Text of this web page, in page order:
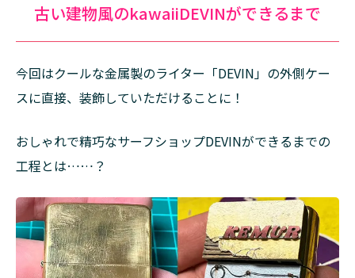
1.1
パー
作か
ら目
を凝
よう
業の
パレ
ー
ド！
1.2
古い建物風のkawaiiDEVINができるまで
今回はクールな金属製のライター「DEVIN」の外側ケー
スに直接、装飾していただけることに！
おしゃれで精巧なサーフショップDEVINができるまでの
工程とは……？